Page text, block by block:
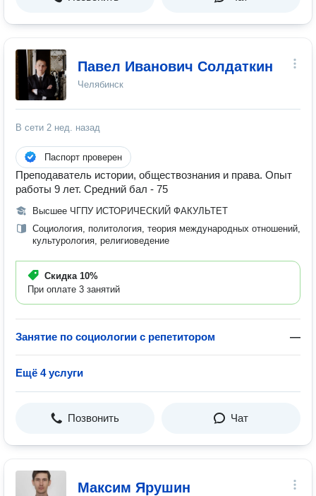
Павел Иванович Солдаткин
Челябинск
В сети 2 нед. назад
Паспорт проверен
Преподаватель истории, обществознания и права. Опыт
работы 9 лет. Средний бал - 75
Высшее ЧГПУ ИСТОРИЧЕСКИЙ ФАКУЛЬТЕТ
Социология, политология, теория международных отношений,
культурология, религиоведение
Скидка 10%
При оплате 3 занятий
Занятие по социологии с репетитором —
Ещё 4 услуги
Позвонить Чат
Максим Ярушин